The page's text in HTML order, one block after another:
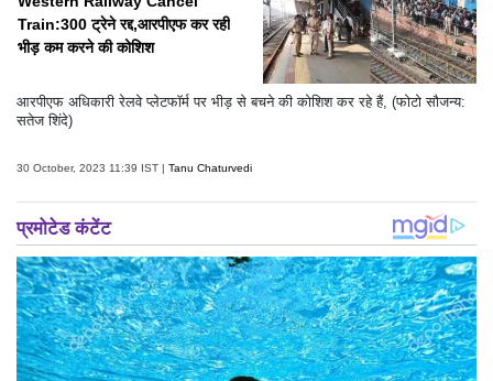
Train:300 ट्रेने रद्द,आरपीएफ कर रही
भीड़ कम करने की कोशिश
आरपीएफ अधिकारी रेलवे प्लेटफॉर्म पर भीड़ से बचने की कोशिश कर रहे हैं, (फोटो सौजन्य:
सतेज शिंदे)
30 October, 2023 11:39 IST | Tanu Chaturvedi